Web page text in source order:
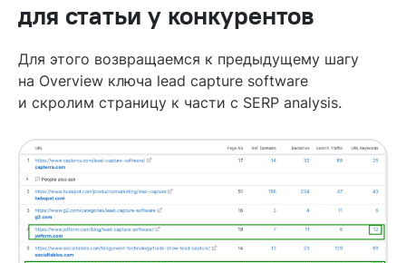
для статьи у конкурентов
Для этого возвращаемся к предыдущему шагу
на Overview ключа lead capture software
и скролим страницу к части с SERP analysis.